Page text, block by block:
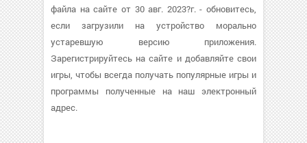
файла на сайте от 30 авг. 2023?г. - обновитесь,
если загрузили на устройство морально
устаревшую версию приложения.
Зарегистрируйтесь на сайте и добавляйте свои
игры, чтобы всегда получать популярные игры и
программы полученные на наш электронный
адрес.